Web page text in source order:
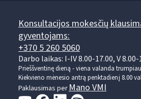
Konsultacijos mokesčių
gyventojams:
+370 5 260 5060
Darbo laikas: I-IV 8.00-17.00, V 8.00-
Prieššventinę dieną - viena valanda
Kiekvieno mėnesio antrą penktadienį 8.00
Paklausimas per Mano VMI